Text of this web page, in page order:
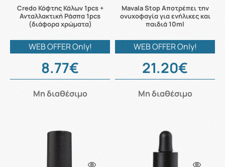
Credo Κόφτης Κάλων 1pcs +
Ανταλλακτική Ράσπα 1pcs
(διάφορα χρώματα)
WEB OFFER Only!
8.77€
Μη διαθέσιμο
Mavala Stop Αποτρέπει την
ονυχοφαγία για ενήλικες και
παιδιά 10ml
WEB OFFER Only!
21.20€
Μη διαθέσιμο